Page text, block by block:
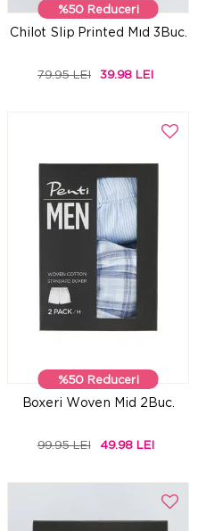
%50 Reduceri
Chilot Slip Printed Mıd 3Buc.
79.95 LEI 39.98 LEI
%50 Reduceri
Boxeri Woven Mid 2Buc.
99.95 LEI 49.98 LEI